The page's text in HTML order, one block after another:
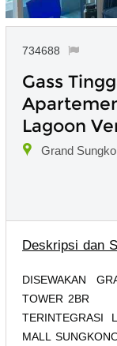
734688
Gass
Lagoon
Grand
Deskripsi dan
DISEWAKAN
TOWER 2BR
TERINTEGRASI
MALL